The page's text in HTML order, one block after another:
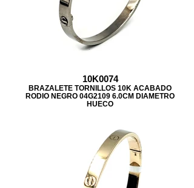
10K0074
BRAZALETE TORNILLOS 10K ACABADO
RODIO NEGRO 04G2109 6.0CM DIAMETRO
HUECO